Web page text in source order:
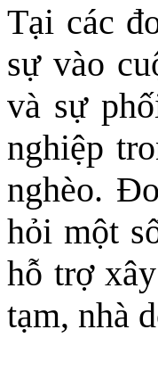
Tại các
sự vào
và sự
nghiệp
nghèo.
hỏi một
hỗ trợ
tạm, nhà